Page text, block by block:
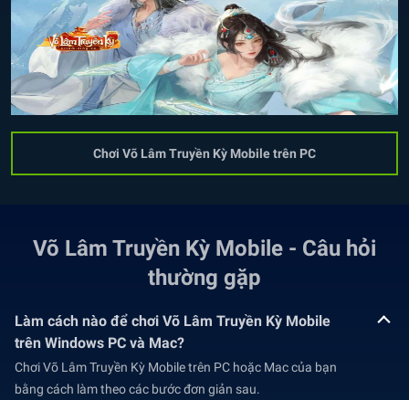
Chơi Võ Lâm Truyền Kỳ Mobile trên PC
Võ Lâm Truyền Kỳ Mobile - Câu hỏi
thường gặp
Làm cách nào để chơi Võ Lâm Truyền Kỳ Mobile
trên Windows PC và Mac?
Chơi Võ Lâm Truyền Kỳ Mobile trên PC hoặc Mac của bạn
bằng cách làm theo các bước đơn giản sau.